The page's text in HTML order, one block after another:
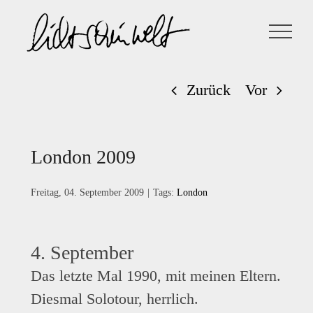
Inhalt
springen
Zurück
Vor
London 2009
Freitag, 04. September 2009 Tags: London
4. September
Das letzte Mal 1990, mit meinen Eltern.
Diesmal Solotour, herrlich.